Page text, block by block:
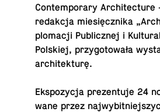
Con­tem­po­ra­ry Ar­chi­tec­tu­re
re­dak­cja mie­sięcz­ni­ka
plo­ma­cji Pu­blicz­nej i
Pol­skiej, przy­go­to­wa­ła
architekturę.
Eks­po­zy­cja pre­zen­tu­je 24
wa­ne przez